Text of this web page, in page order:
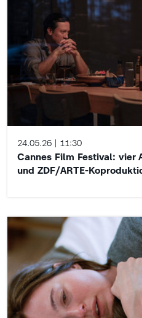
24.05.26 11:30
Cannes Film Festival: vier
und ZDF/ARTE-